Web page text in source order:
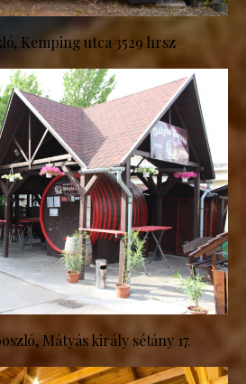
Kemping utca 3529 hrsz
Mátyás király sétány 17.